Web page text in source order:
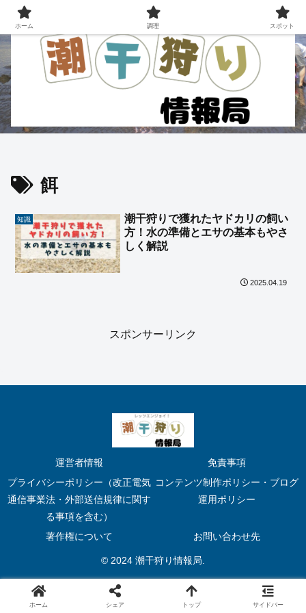
餌
知識
潮干狩りで獲れたヤドカリの飼い
方！水の準備とエサの基本もやさ
しく解説
2025.04.19
スポンサーリンク
運営者情報
免責事項
プライバシーポリシー（改正電気
通信事業法・外部送信規律に関す
る事項を含む）
コンテンツ制作ポリシー・ブログ
運用ポリシー
著作権について お問い合わせ先
© 2024 潮干狩り情報局.
ホーム 調理 スポット
ホーム シェア トップ サイドバー